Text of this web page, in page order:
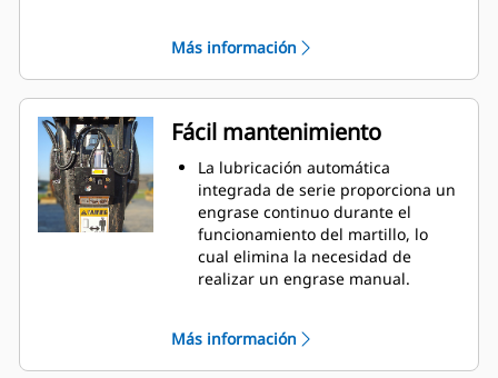
la potencia durante cada golpe y
menos calor residual.
Los componentes hidráulicos
críticos están protegidos dentro de
la carcasa para evitar posibles
daños, lo cual ayuda a reducir el
tiempo de inactividad en el lugar
de trabajo.
Más información
Fácil mantenimiento
La lubricación automática
integrada de serie proporciona un
engrase continuo durante el
funcionamiento del martillo, lo
cual elimina la necesidad de
realizar un engrase manual.
sustituir fácilmente sobre el
terreno, lo cual ayuda a reducir el
Más información